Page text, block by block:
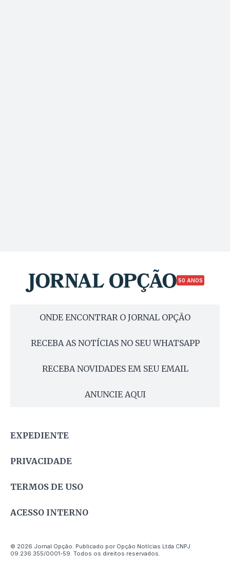
50 ANOS
ONDE ENCONTRAR O JORNAL OPÇÃO
RECEBA AS NOTÍCIAS NO SEU WHATSAPP
RECEBA NOVIDADES EM SEU EMAIL
ANUNCIE AQUI
EXPEDIENTE
PRIVACIDADE
TERMOS DE USO
ACESSO INTERNO
© 2026 Jornal Opção. Publicado por Opção Notícias Ltda CNPJ
09.236.355/0001-59. Todos os direitos reservados.